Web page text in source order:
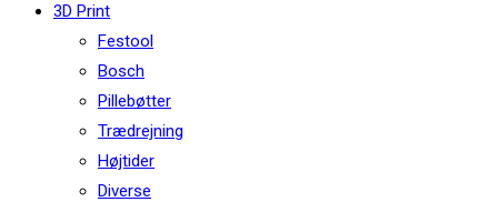
3D Print
Festool
Bosch
Pillebøtter
Trædrejning
Højtider
Diverse